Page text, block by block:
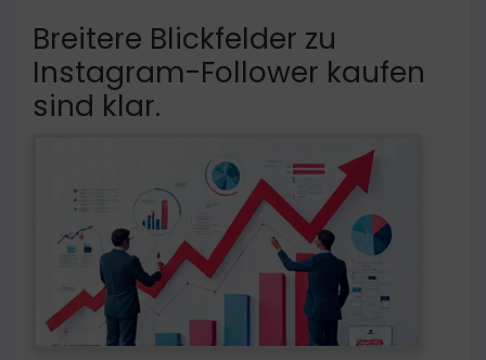
Breitere Blickfelder zu
Instagram-Follower kaufen
sind klar.